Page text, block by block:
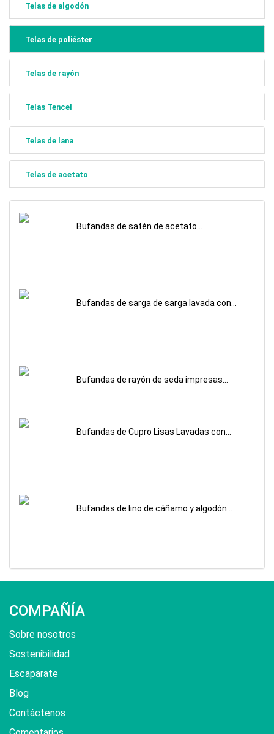
Telas de algodón
Telas de poliéster
Telas de rayón
Telas Tencel
Telas de lana
Telas de acetato
Bufandas de satén de acetato
Bufandas de sarga de sarga lavada con
Bufandas de rayón de seda impresas
Bufandas de Cupro Lisas Lavadas con
Bufandas de lino de cáñamo y algodón
COMPAÑÍA
Sobre nosotros
Sostenibilidad
Escaparate
Blog
Contáctenos